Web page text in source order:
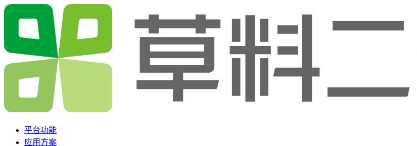
平台功能
应用方案